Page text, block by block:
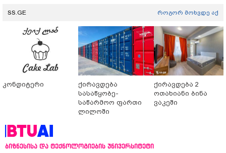
SS.GE როგორ მოხვდე აქ
კონდიტერი
ქირავდება
სასაწყობე-
საწარმოო ფართი
ლილოში
ქირავდება 2
ოთახიანი ბინა
ვაკეში
ბიზნესისა და ტექნოლოგიების უნივერსიტეტი